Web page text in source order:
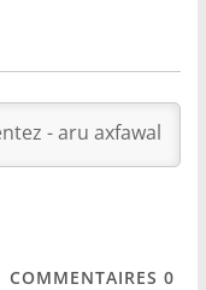
0
COMMENTAIRES